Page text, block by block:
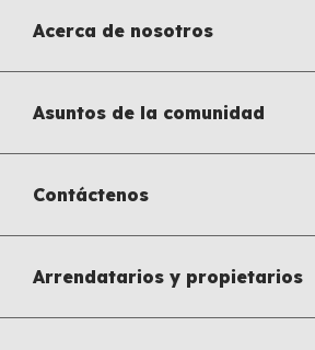
Acerca de nosotros
Asuntos de la comunidad
Contáctenos
Arrendatarios y propietarios